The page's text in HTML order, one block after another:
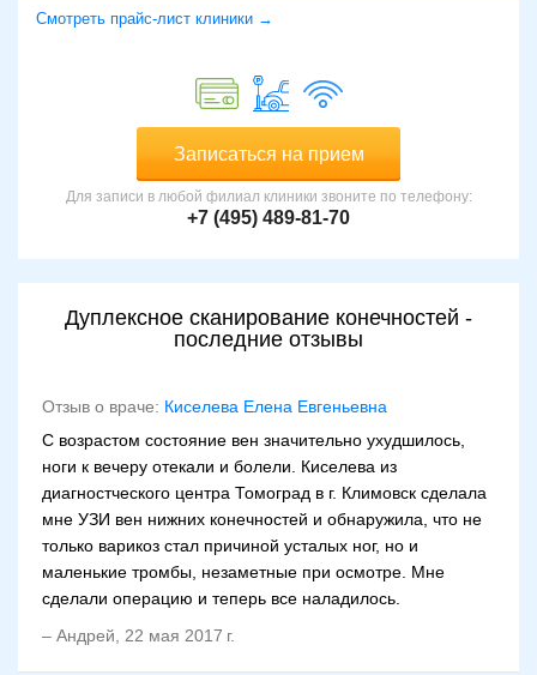
Смотреть прайс-лист клиники →
Записаться на прием
Для записи в любой филиал клиники звоните по телефону:
+7 (495) 489-81-70
Дуплексное сканирование конечностей -
последние отзывы
Отзыв о враче: Киселева Елена Евгеньевна
С возрастом состояние вен значительно ухудшилось,
ноги к вечеру отекали и болели. Киселева из
диагностческого центра Томоград в г. Климовск сделала
мне УЗИ вен нижних конечностей и обнаружила, что не
только варикоз стал причиной усталых ног, но и
маленькие тромбы, незаметные при осмотре. Мне
сделали операцию и теперь все наладилось.
– Андрей, 22 мая 2017 г.